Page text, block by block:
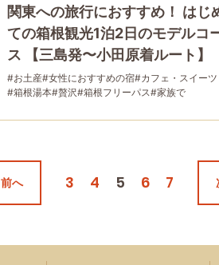
関東への旅行におすすめ！ はじ
ての箱根観光1泊2日のモデルコ
ス 【三島発〜小田原着ルート】
#お土産#女性におすすめの宿#カフェ・スイーツ
#箱根湯本#贅沢#箱根フリーパス#家族で
前へ 3 4 5 6 7